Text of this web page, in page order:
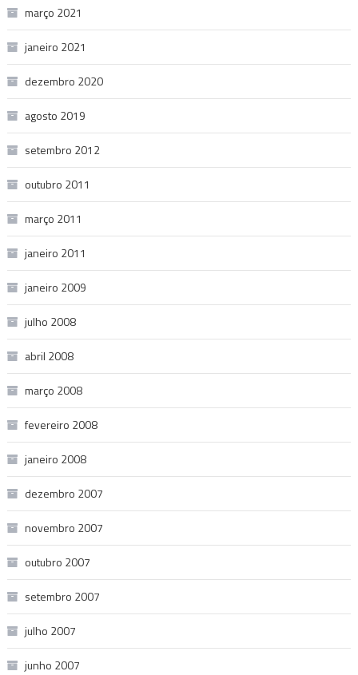
março 2021
janeiro 2021
dezembro 2020
agosto 2019
setembro 2012
outubro 2011
março 2011
janeiro 2011
janeiro 2009
julho 2008
abril 2008
março 2008
fevereiro 2008
janeiro 2008
dezembro 2007
novembro 2007
outubro 2007
setembro 2007
julho 2007
junho 2007